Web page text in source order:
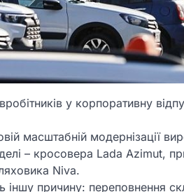
у корпоративну
масштабній модернізації
– кросовера Lada Azimut,
Niva.
причину: переповнення